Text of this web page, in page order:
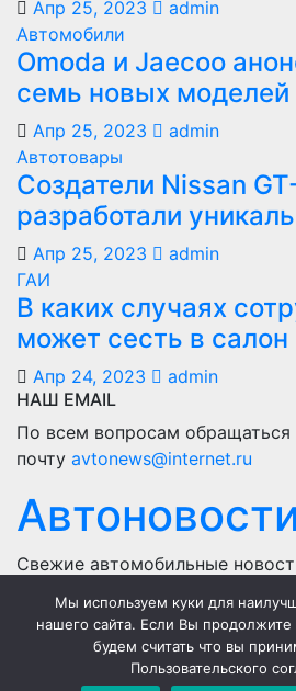
Апр 25, 2023
admin
Автомобили
Оmoda и Jaecoo
семь новых моделей
Апр 25, 2023
admin
Автотовары
Создатели Nissan
разработали
Апр 25, 2023
admin
ГАИ
В каких случаях
может сесть в салон
Апр 24, 2023
admin
НАШ EMAIL
По всем вопросам обращаться
почту avtonews@internet.ru
Свежие автомобильные
Политика
Мы используем куки для
нашего сайта. Если Вы продолжите
будем считать что вы
Пользовательского